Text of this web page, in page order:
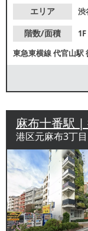
エリア
渋
階数/面積
東急東横線代官山駅
麻布十番駅 |
港区元麻布3丁目